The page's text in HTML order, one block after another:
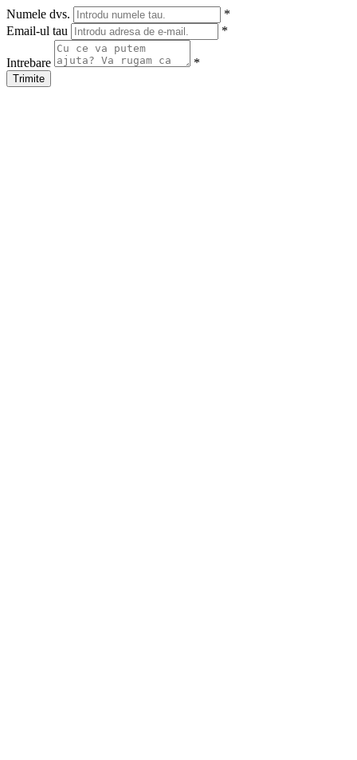
Numele dvs.
*
Email-ul tau
*
Intrebare *
Trimite